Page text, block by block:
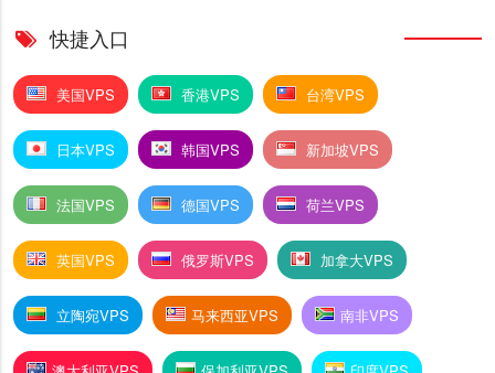
快捷入口
美国VPS 香港VPS 台湾VPS
日本VPS 韩国VPS 新加坡VPS
法国VPS 德国VPS 荷兰VPS
英国VPS 俄罗斯VPS 加拿大VPS
立陶宛VPS 马来西亚VPS 南非VPS